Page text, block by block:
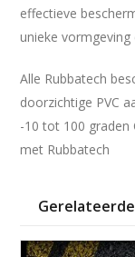
effectieve
unieke
Alle Rubbatech
doorzichtige PVC
-10 tot 100 graden
met Rubbatech